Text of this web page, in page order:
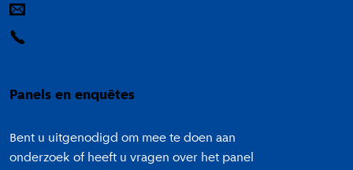
Panels en enquêtes
Bent u uitgenodigd om mee te doen aan
onderzoek of heeft u vragen over het panel